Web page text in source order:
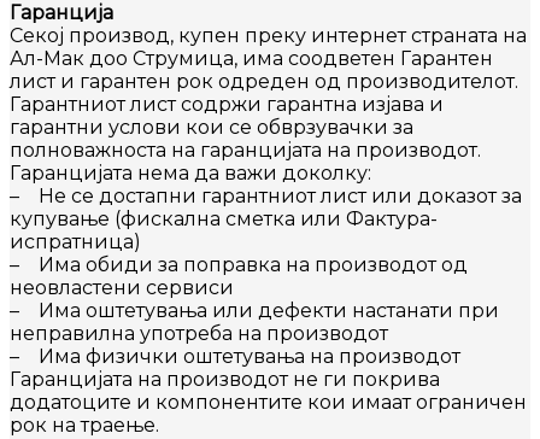
Гаранција
Секој производ, купен преку интернет страната на
Ал-Мак доо Струмица, има соодветен Гарантен
лист и гарантен рок одреден од производителот.
Гарантниот лист содржи гарантна изјава и
гарантни услови кои се обврзувачки за
полноважноста на гаранцијата на производот.
Гаранцијата нема да важи доколку:
– Не се достапни гарантниот лист или доказот за
купување (фискална сметка или Фактура-
испратница)
– Има обиди за поправка на производот од
неовластени сервиси
– Има оштетувања или дефекти настанати при
неправилна употреба на производот
– Има физички оштетувања на производот
Гаранцијата на производот не ги покрива
додатоците и компонентите кои имаат ограничен
рок на траење.